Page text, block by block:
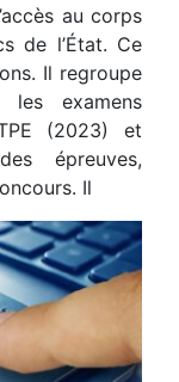
au corps
de l’État. Ce
Il regroupe
les examens
(2023) et
épreuves,
Il